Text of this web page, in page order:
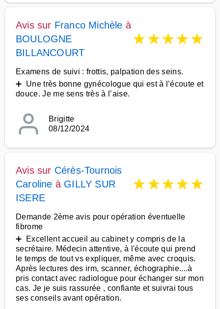
Avis sur Franco Michèle à
BOULOGNE
BILLANCOURT
★★★★★
Examens de suivi : frottis, palpation des seins.
➕ Une très bonne gynécologue qui est à l’écoute et
douce. Je me sens très à l’aise.
Brigitte
08/12/2024
Avis sur Cérès-Tournois
Caroline à GILLY SUR
ISERE
★★★★★
Demande 2ème avis pour opération éventuelle
fibrome
➕ Excellent accueil au cabinet y compris de la
secrétaire. Médecin attentive, à l'écoute qui prend
le temps de tout vs expliquer, même avec croquis.
Après lectures des irm, scanner, échographie....à
pris contact avec radiologue pour échanger sur mon
cas. Je je suis rassurée , confiante et suivrai tous
ses conseils avant opération.